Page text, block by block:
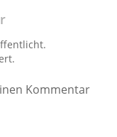
Kommentar